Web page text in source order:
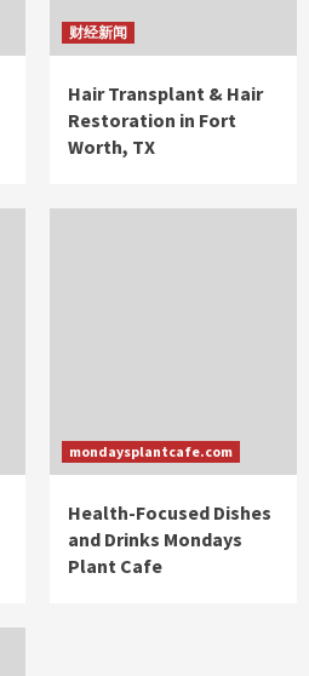
财经新闻
Hair Transplant & Hair
Restoration in Fort
Worth, TX
mondaysplantcafe.com
Health-Focused Dishes
and Drinks Mondays
Plant Cafe